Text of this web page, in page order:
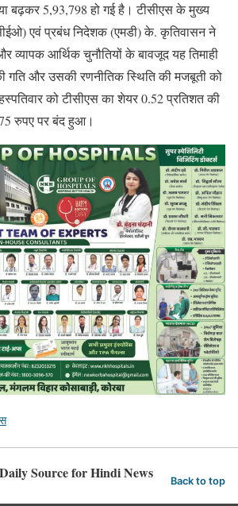
बढ़कर 5,93,798 हो गई है। टीसीएस के मुख्य
एवं प्रबंध निदेशक (एमडी) के. कृतिवासन ने
व्यापक आर्थिक चुनौतियों के बावजूद यह तिमाही
गति और उसकी रणनीतिक स्थिति की मजबूती को
को टीसीएस का शेयर 0.52 प्रतिशत की
रुपए पर बंद हुआ।
Source for Hindi News Back to top